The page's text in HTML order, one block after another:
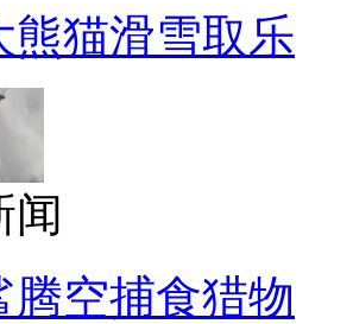
熊猫滑雪取乐
闻
腾空捕食猎物